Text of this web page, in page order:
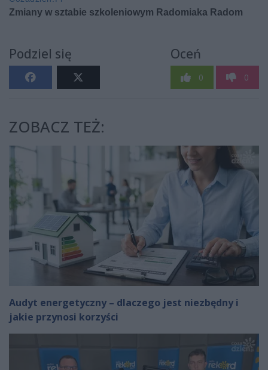
Podziel się Oceń
0 0
ZOBACZ TEŻ:
Audyt energetyczny – dlaczego jest niezbędny i
jakie przynosi korzyści